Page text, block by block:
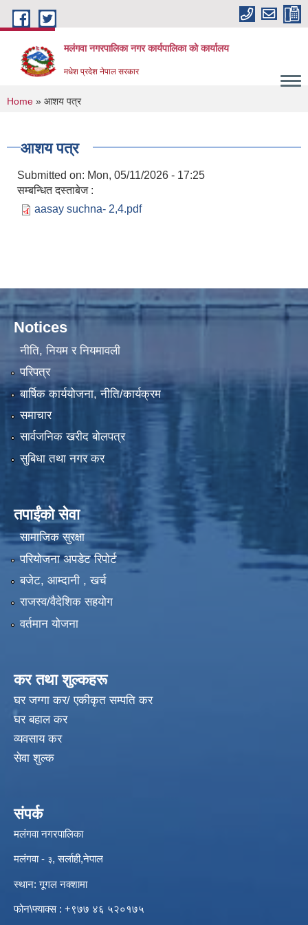
Skip to main content
मलंगवा नगरपालिका नगर कार्यपालिका को कार्यालय
मधेश प्रदेश नेपाल सरकार
You are here
Home » आशय पत्र
आशय पत्र
Submitted on: Mon, 05/11/2026 - 17:25
सम्बन्धित दस्ताबेज :
aasay suchna- 2,4.pdf
Notices
नीति, नियम र नियमावली
परिपत्र
बार्षिक कार्ययोजना, नीति/कार्यक्रम
समाचार
सार्वजनिक खरीद बोलपत्र
सुबिधा तथा नगर कर
तपाईंको सेवा
सामाजिक सुरक्षा
परियोजना अपडेट रिपोर्ट
बजेट, आम्दानी , खर्च
राजस्व/वैदेशिक सहयोग
वर्तमान योजना
कर तथा शुल्कहरू
घर जग्गा कर/ एकीकृत सम्पति कर
घर बहाल कर
व्यवसाय कर
सेवा शुल्क
संपर्क
मलंगवा नगरपालिका
मलंगवा - ३, सर्लाही,नेपाल
स्थान: गूगल नक्शामा
फोन\फ्याक्स : +९७७ ४६ ५२०१७५